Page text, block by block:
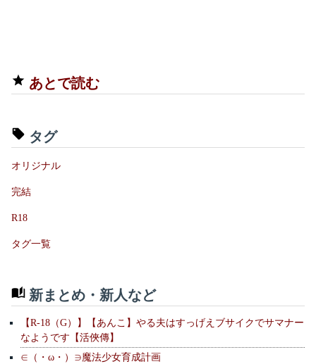
あとで読む
タグ
オリジナル
完結
R18
タグ一覧
新まとめ・新人など
【R-18（G）】【あんこ】やる夫はすっげえブサイクでサマナー
なようです【活俠傳】
∈（・ω・）∋魔法少女育成計画